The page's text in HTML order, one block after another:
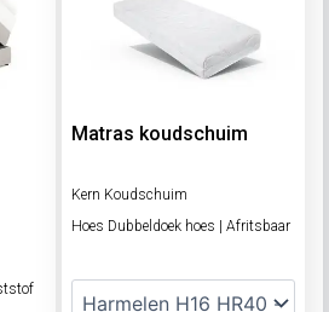
Matras koudschuim
Kern Koudschuim
Hoes Dubbeldoek hoes | Afritsbaar